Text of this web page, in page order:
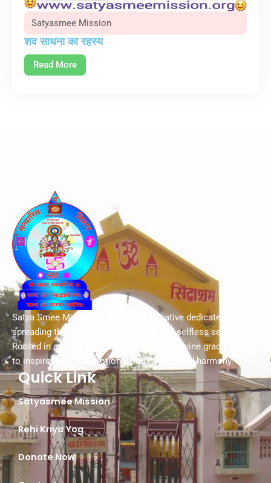
Satyasmee Mission
शव साधना का रहस्य
Read More
Satya Smee Mission is a spiritual initiative dedicated to
spreading the values of truth, peace, and selfless service.
Rooted in ancient wisdom and guided by divine grace, we aim
to inspire a life of devotion, compassion, and harmony.
Quick Link
Satyasmee Mission
Rehi Kriya Yog
Donate Now